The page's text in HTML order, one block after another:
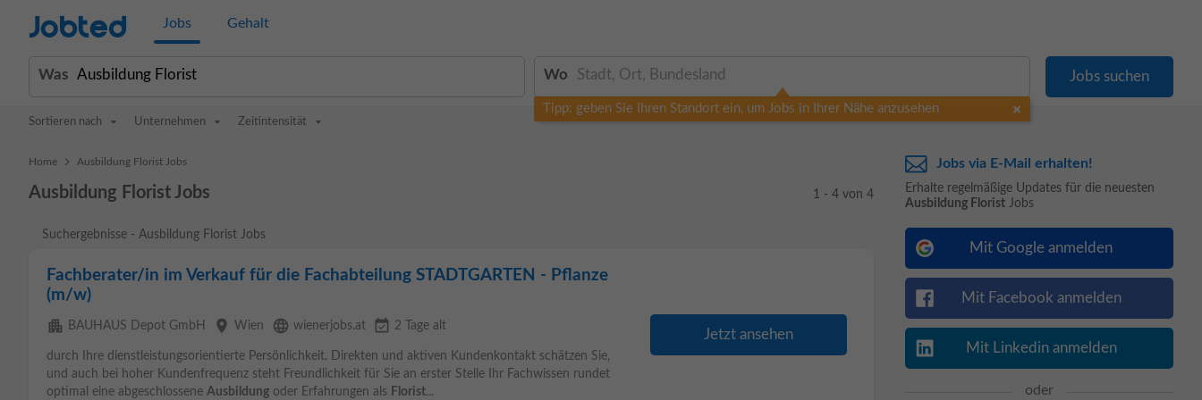
Jobted Jobs Gehalt
Was Wo
Tipp: geben Sie Ihren Standort ein, um Jobs in Ihrer Nähe anzusehen
Sortieren nach Unternehmen Zeitintensität
Home > Ausbildung Florist Jobs
Ausbildung Florist Jobs 1 - 4 von 4
Suchergebnisse - Ausbildung Florist Jobs
Fachberater/in im Verkauf für die Fachabteilung STADTGARTEN - Pflanze
(m/w)
apartment BAUHAUS Depot GmbH place Wien language wienerjobs.at event_available 2 Tage alt
durch Ihre dienstleistungsorientierte Persönlichkeit. Direkten und aktiven Kundenkontakt schätzen Sie,
und auch bei hoher Kundenfrequenz steht Freundlichkeit für Sie an erster Stelle Ihr Fachwissen rundet
optimal eine abgeschlossene Ausbildung oder Erfahrungen als Florist...
Jetzt ansehen
Jobs via E-Mail erhalten!
Erhalte regelmäßige Updates für die neuesten
Ausbildung Florist Jobs
Mit Google anmelden
Mit Facebook anmelden
Mit Linkedin anmelden
oder